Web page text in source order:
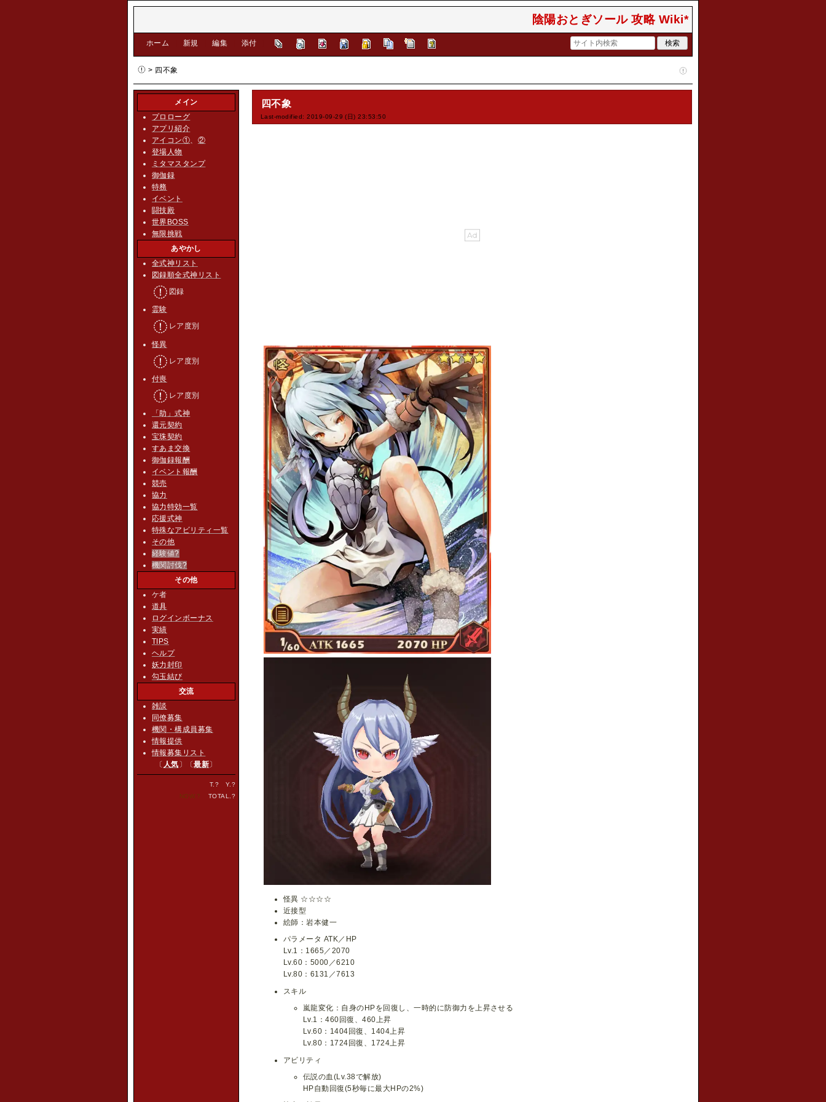
陰陽おとぎソール 攻略 Wiki*
ホーム 新規 編集 添付
> 四不象
四不象
Last-modified: 2019-09-29 (日) 23:53:50
怪異 ☆☆☆☆
近接型
絵師：岩本健一
パラメータ ATK／HP
Lv.1：1665／2070
Lv.60：5000／6210
Lv.80：6131／7613
スキル
嵐龍変化：自身のHPを回復し、一時的に防御力を上昇させる
Lv.1：460回復、460上昇
Lv.60：1404回復、1404上昇
Lv.80：1724回復、1724上昇
アビリティ
伝説の血(Lv.38で解放)
HP自動回復(5秒毎に最大HPの2%)
メイン
プロローグ
アプリ紹介
アイコン①、 ②
登場人物
ミタマスタンプ
御伽録
特務
イベント
闘技殿
世界BOSS
無限挑戦
あやかし
全式神リスト
図録順全式神リスト
図録
霊験
レア度別
怪異
レア度別
付喪
レア度別
「助」式神
還元契約
宝珠契約
すあま交換
御伽録報酬
イベント報酬
競売
協力
協力特効一覧
応援式神
特殊なアビリティ一覧
その他
経験値?
機関討伐?
その他
ケ者
道具
ログインボーナス
実績
TIPS
ヘルプ
妖力封印
勾玉結び
交流
雑談
同僚募集
機関・構成員募集
情報提供
情報募集リスト
〔 人気 〕〔最新〕
T. ? Y. ?
NOW. ? TOTAL. ?